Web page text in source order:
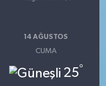
14 AĞUSTOS
CUMA
25°